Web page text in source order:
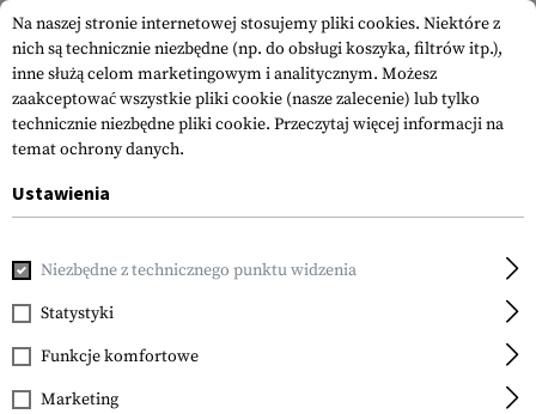
Magpul
MS1 MS4 Adapter
Na naszej stronie internetowej stosujemy pliki cookies. Niektóre z
nich są technicznie niezbędne (np. do obsługi koszyka, filtrów itp.),
inne służą celom marketingowym i analitycznym. Możesz
zaakceptować wszystkie pliki cookie (nasze zalecenie) lub tylko
technicznie niezbędne pliki cookie. Przeczytaj więcej informacji na
temat ochrony danych.
Ustawienia
Niezbędne z technicznego punktu widzenia
Statystyki
Funkcje komfortowe
Marketing